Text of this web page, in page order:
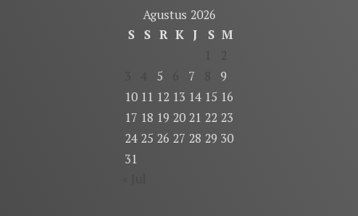
Agustus 2026
S
S R K J S M
5 7
9
10 11 12 13 14 15 16
17 18 19 20 21 22 23
24 25 26 27 28 29 30
31